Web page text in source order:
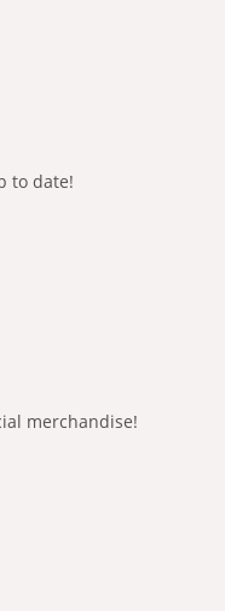
to date!
merchandise!